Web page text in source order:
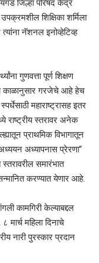
जिल्हा परिषद केंद्र
शिक्षिका शर्मिला
नॅशनल इनोव्हेटिव्ह
गुणवत्ता पूर्ण शिक्षण
काळानुसार गरजेचे आहे हेच
महाराष्ट्रासह इतर
राष्ट्रीय स्तरावर अनेक
प्राथमिक विभागातून
अध्ययन अध्यापनास प्रेरणा”
समारंभात
करण्यात येणार आहे.
कामगिरी केल्याबद्दल
मार्च महिला दिनाचे
नारी पुरस्कार प्रदान